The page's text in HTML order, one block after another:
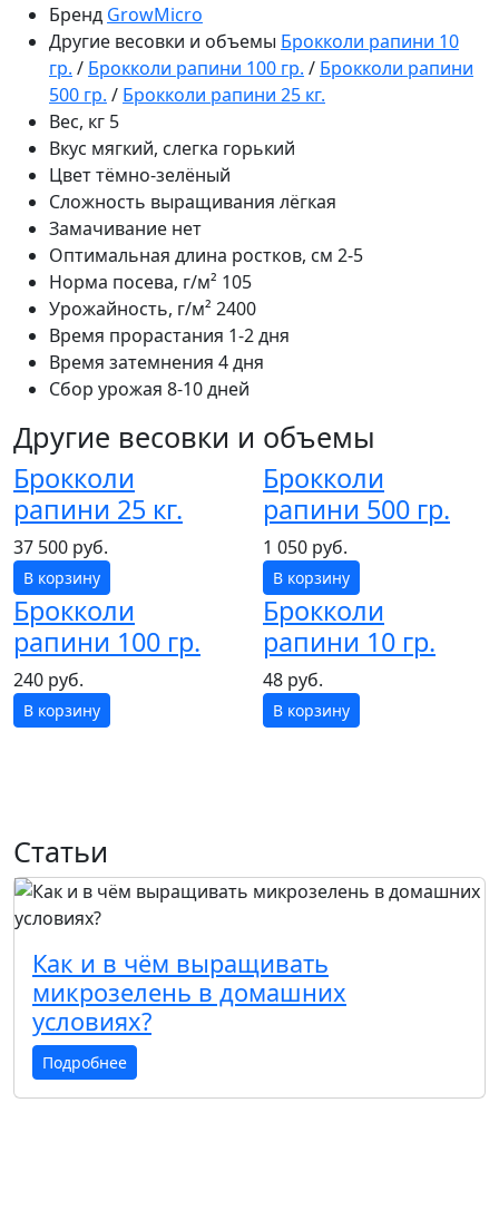
Бренд GrowMicro
Другие весовки и объемы Брокколи рапини 10
гр. / Брокколи рапини 100 гр. / Брокколи рапини
500 гр. / Брокколи рапини 25 кг.
Вес, кг 5
Вкус мягкий, слегка горький
Цветтёмно-зелёный
Сложность выращивания лёгкая
Замачивание нет
Оптимальная длина ростков, см 2-5
Норма посева, г/м² 105
Урожайность, г/м² 2400
Время прорастания 1-2 дня
Время затемнения 4 дня
Сбор урожая 8-10 дней
Другие весовки и объемы
Брокколи
рапини 25 кг.
37 500 руб.
В корзину
Брокколи
рапини 500 гр.
1 050 руб.
В корзину
Брокколи
рапини 100 гр.
240 руб.
В корзину
Брокколи
рапини 10 гр.
48 руб.
В корзину
Статьи
Как и в чём выращивать
микрозелень в домашних
условиях?
Подробнее